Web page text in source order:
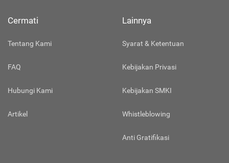
Cermati
Tentang Kami
FAQ
Hubungi Kami
Artikel
Lainnya
Syarat & Ketentuan
Kebijakan Privasi
Kebijakan SMKI
Whistleblowing
Anti Gratifikasi